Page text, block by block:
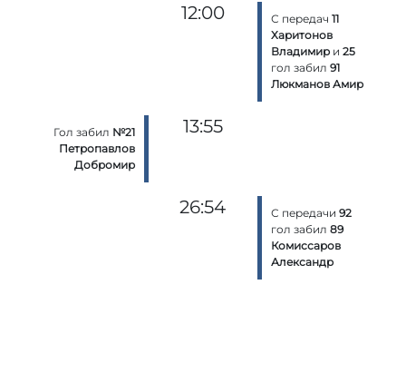
12:00 С передач 11
Харитонов
Владимири 25
гол забил 91
Люкманов Амир
Гол забил №21
Петропавлов
Добромир
13:55
26:54 С передачи 92
гол забил 89
Комиссаров
Александр